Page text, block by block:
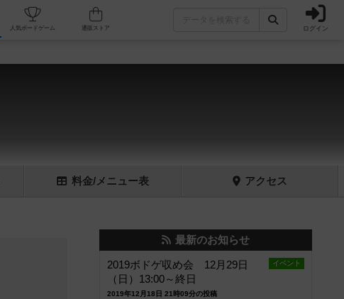
カフェ/店舗 人気ボードゲーム ログイン
料金/メニュー表 アクセス
最新のお知らせ
イベント
2019ボドゲ収め会 12月29日
（日）13:00～終日
2019年12月18日 21時09分の投稿